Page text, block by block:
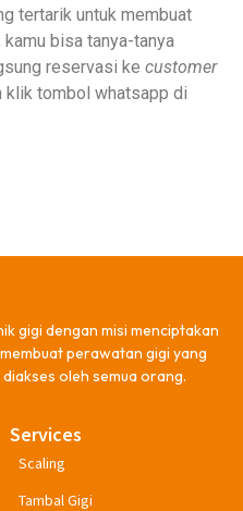
tertarik untuk membuat
bisa tanya-tanya
reservasi ke customer
klik tombol whatsapp di
gigi dengan misi menciptakan
perawatan gigi yang
oleh semua orang.
Services
Scaling
Tambal Gigi